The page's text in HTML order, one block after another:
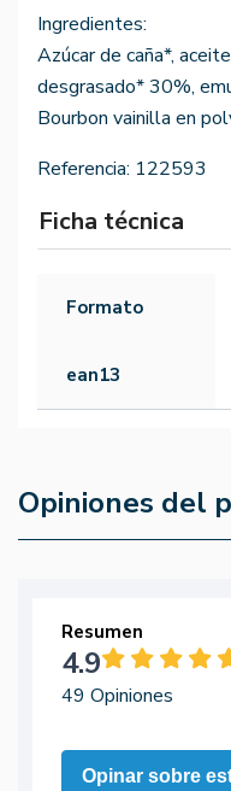
Ingredientes:
Azúcar de caña*,
desgrasado* 30%,
Bourbon vainilla en
Referencia: 122593
Ficha técnica
Formato
ean13
Opiniones del
Resumen
4.9
49 Opiniones
Opinar sobre